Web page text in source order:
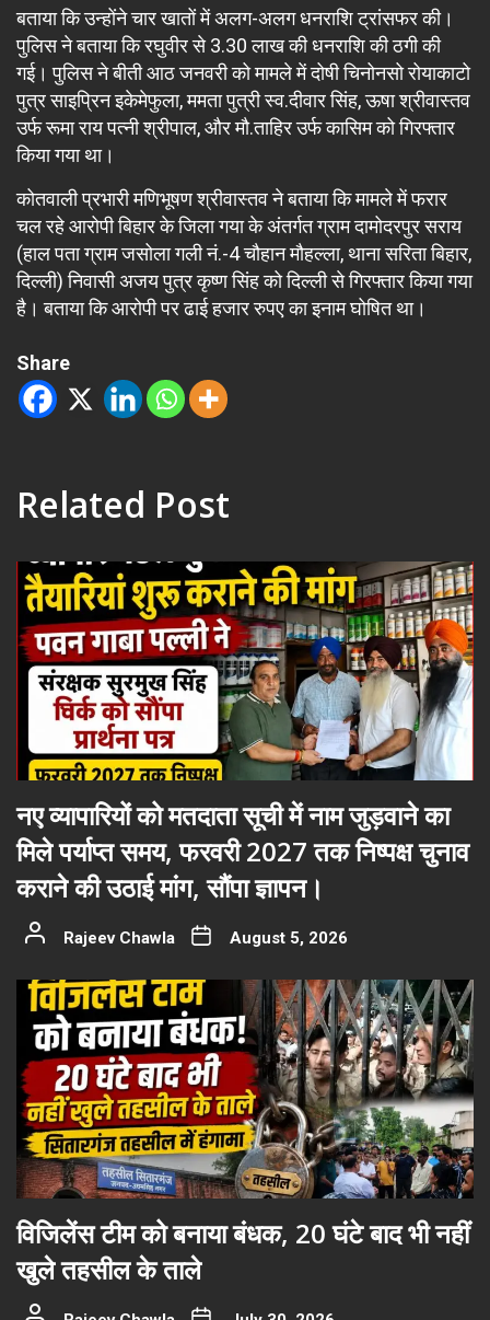
बताया कि उन्होंने चार खातों में अलग-अलग धनराशि ट्रांसफर की।
पुलिस ने बताया कि रघुवीर से 3.30 लाख की धनराशि की ठगी की
गई। पुलिस ने बीती आठ जनवरी को मामले में दोषी चिनोनसो रोयाकाटो
पुत्र साइप्रिन इकेमेफुला, ममता पुत्री स्व.दीवार सिंह, ऊषा श्रीवास्तव
उर्फ रूमा राय पत्नी श्रीपाल, और मौ.ताहिर उर्फ कासिम को गिरफ्तार
किया गया था।
कोतवाली प्रभारी मणिभूषण श्रीवास्तव ने बताया कि मामले में फरार
चल रहे आरोपी बिहार के जिला गया के अंतर्गत ग्राम दामोदरपुर सराय
(हाल पता ग्राम जसोला गली नं.-4 चौहान मौहल्ला, थाना सरिता बिहार,
दिल्ली) निवासी अजय पुत्र कृष्ण सिंह को दिल्ली से गिरफ्तार किया गया
है। बताया कि आरोपी पर ढाई हजार रुपए का इनाम घोषित था।
Share
Related Post
नए व्यापारियों को मतदाता सूची में नाम जुड़वाने का
मिले पर्याप्त समय, फरवरी 2027 तक निष्पक्ष चुनाव
कराने की उठाई मांग, सौंपा ज्ञापन।
Rajeev Chawla August 5, 2026
विजिलेंस टीम को बनाया बंधक, 20 घंटे बाद भी नहीं
खुले तहसील के ताले